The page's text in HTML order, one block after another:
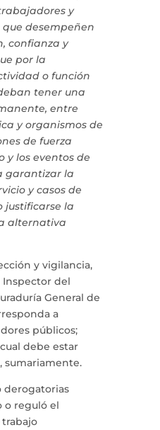
y
desempeñen
confianza y
por la
o función
tener una
entre
y organismos de
de fuerza
y los eventos de
garantizar la
y casos de
justificarse la
alternativa
y vigilancia,
Inspector del
General de
a
públicos;
debe estar
sumariamente.
derogatorias
o reguló el